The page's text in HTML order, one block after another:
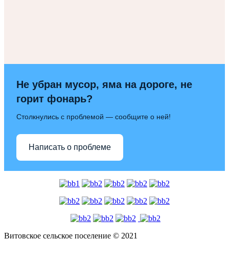
Не убран мусор, яма на дороге, не
горит фонарь?
Столкнулись с проблемой — сообщите о ней!
Написать о проблеме
Витовское сельское поселение © 2021